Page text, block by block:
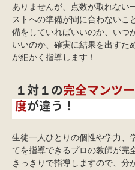
ありませんが、点数が取れない
ストへの準備が間に合わないこ
備をしていればいいのか、いつ
いいのか、確実に結果を出すた
が細かく指導します！
１対１の完全マンツ
度が違う！
生徒一人ひとりの個性や学力、
てを指導できるプロの教師が完
きっきりで指導しますので、分